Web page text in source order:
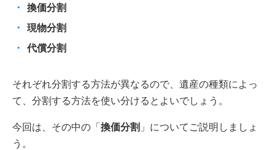
換価分割
現物分割
代償分割
それぞれ分割する方法が異なるので、遺産の種類によっ
て、分割する方法を使い分けるとよいでしょう。
今回は、その中の「 換価分割 」についてご説明しましょ
う。